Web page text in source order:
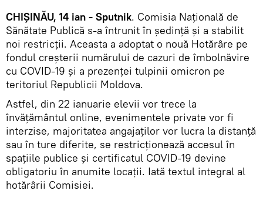
CHIȘINĂU, 14 ian - Sputnik. Comisia Națională de
Sănătate Publică s-a întrunit în ședință și a stabilit
noi restricții. Aceasta a adoptat o nouă Hotărâre pe
fondul creșterii numărului de cazuri de îmbolnăvire
cu COVID-19 și a prezenței tulpinii omicron pe
teritoriul Republicii Moldova.
Astfel, din 22 ianuarie elevii vor trece la
învățământul online, evenimentele private vor fi
interzise, majoritatea angajaților vor lucra la distanță
sau în ture diferite, se restricționează accesul în
spațiile publice și certificatul COVID-19 devine
obligatoriu în anumite locații. Iată textul integral al
hotărârii Comisiei.